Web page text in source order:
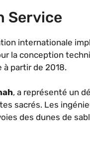
Service
internationale
la conception
à partir de 2018.
, a représenté un
sacrés. Les
des dunes de